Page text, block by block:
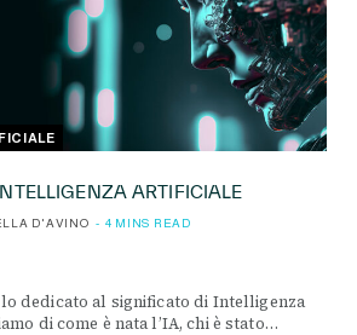
ARTIFICIALE
D'AVINO 4 MINS READ
dedicato al significato di Intelligenza
di come è nata l’IA, chi è stato…